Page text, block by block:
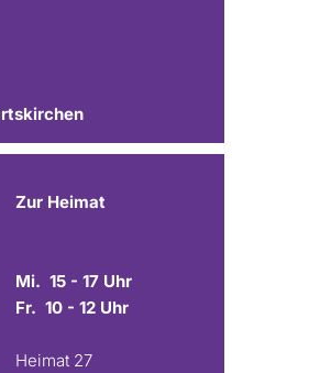
Zur Heimat
Mi. 15 - 17 Uhr
Fr. 10 - 12 Uhr
Heimat 27